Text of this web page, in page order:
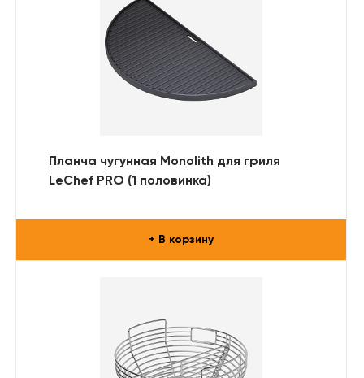
Планча чугунная Monolith для гриля
LeChef PRO (1 половинка)
+ В корзину